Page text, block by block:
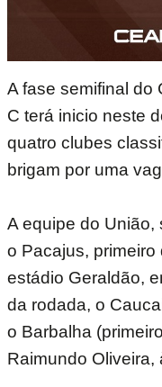
A fase semifinal do
C terá inicio neste
quatro clubes
brigam por uma
A equipe do União,
o Pacajus, primeiro
estádio Geraldão,
da rodada, o
o Barbalha
Raimundo Oliveira,